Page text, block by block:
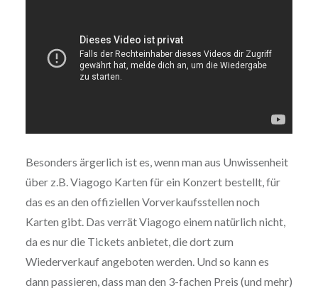
Besonders ärgerlich ist es, wenn man aus Unwissenheit
über z.B. Viagogo Karten für ein Konzert bestellt, für
das es an den offiziellen Vorverkaufsstellen noch
Karten gibt. Das verrät Viagogo einem natürlich nicht,
da es nur die Tickets anbietet, die dort zum
Wiederverkauf angeboten werden. Und so kann es
dann passieren, dass man den 3-fachen Preis (und mehr)